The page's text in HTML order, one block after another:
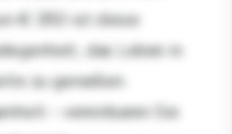
€ 350 ist diese
das Leben in
zu genießen.
- vereinbaren Sie